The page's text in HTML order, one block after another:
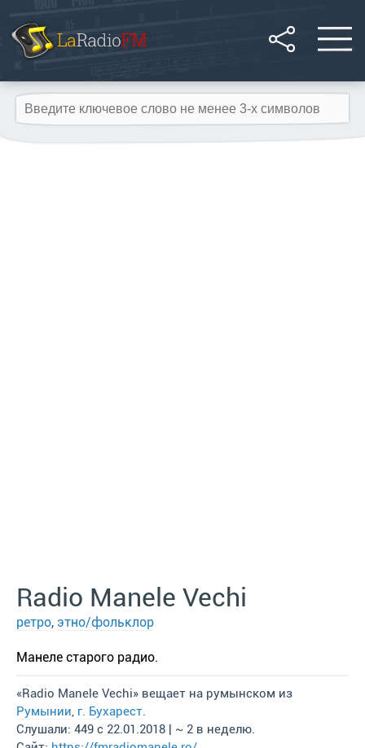
Radio Manele Vechi
ретро, этно/фольклор
Манеле старого радио.
«Radio Manele Vechi» вещает на румынском из
Румынии, г. Бухарест.
Слушали: 449 с 22.01.2018 | ~ 2 в неделю.